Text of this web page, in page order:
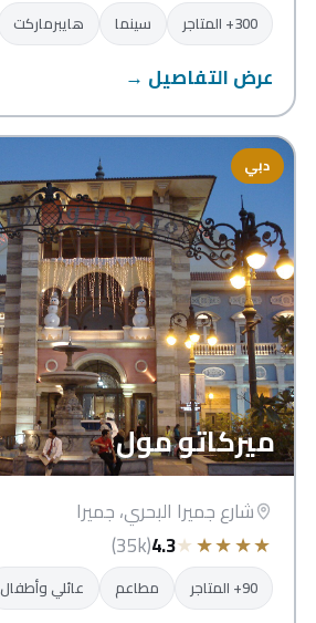
300+ المتاجر سينما هايبرماركت
عرض التفاصيل →
دبي
ميركاتو مول
شارع جميرا البحري، جميرا
★
★
★
★
★
4.3
(35k)
90+ المتاجر مطاعم عائلي وأطفال